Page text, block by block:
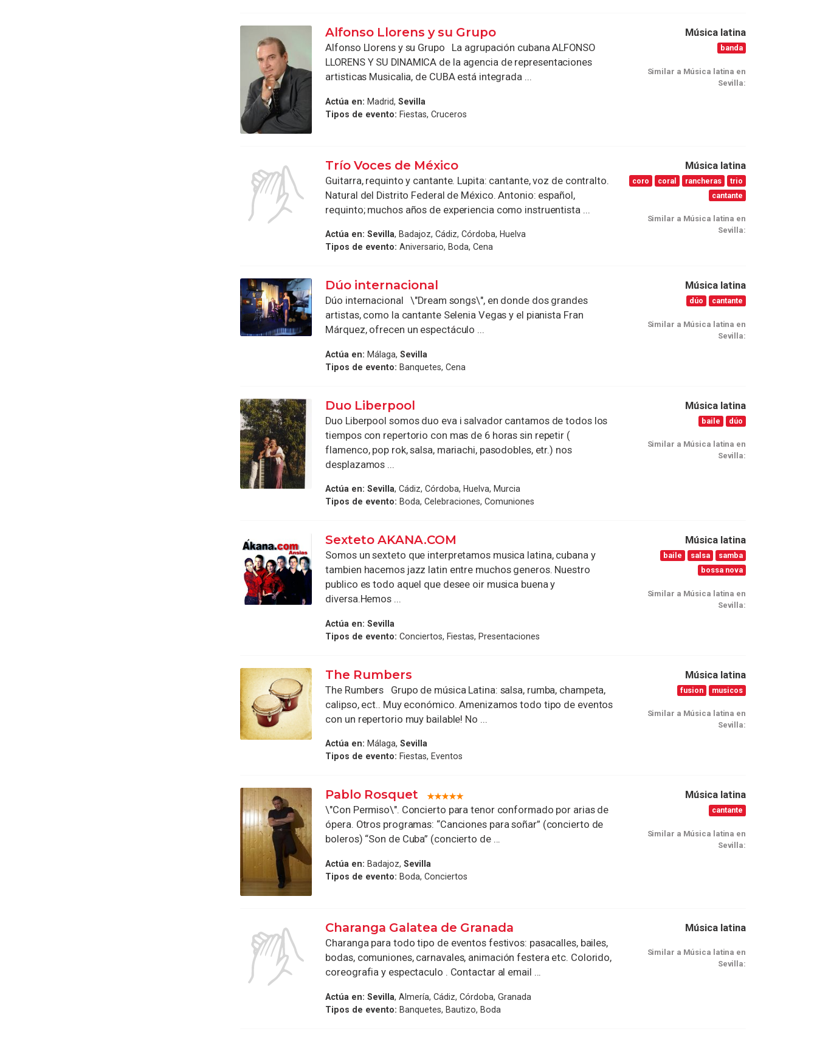
Alfonso Llorens y su Grupo
Alfonso Llorens y su Grupo La agrupación cubana ALFONSO
LLORENS Y SU DINAMICA de la agencia de representaciones
artisticas Musicalia, de CUBA está integrada ...
Actúa en: Madrid,Sevilla
Tipos de evento: Fiestas, Cruceros
Música latina
banda
Similar a Música latina en
Sevilla:
Trío Voces de México
Guitarra, requinto y cantante. Lupita: cantante, voz de contralto.
Natural del Distrito Federal de México. Antonio: español,
requinto; muchos años de experiencia como instruentista ...
Actúa en: Sevilla, Badajoz, Cádiz, Córdoba, Huelva
Tipos de evento: Aniversario, Boda, Cena
Música latina
coro coral rancheras
trio
cantante
Similar a Música latina en
Sevilla:
Dúo internacional
Dúo internacional \"Dream songs\", en donde dos grandes
artistas, como la cantante Selenia Vegas y el pianista Fran
Márquez, ofrecen un espectáculo ...
Actúa en: Málaga,Sevilla
Tipos de evento: Banquetes, Cena
Música latina
dúo cantante
Similar a Música latina en
Sevilla:
Duo Liberpool
Duo Liberpool somos duo eva i salvador cantamos de todos los
tiempos con repertorio con mas de 6 horas sin repetir (
flamenco, pop rok, salsa, mariachi, pasodobles, etr.) nos
desplazamos ...
Actúa en: Sevilla, Cádiz, Córdoba, Huelva, Murcia
Tipos de evento: Boda, Celebraciones, Comuniones
Música latina
baile dúo
Similar a Música latina en
Sevilla:
Sexteto AKANA.COM
Somos un sexteto que interpretamos musica latina, cubana y
tambien hacemos jazz latin entre muchos generos. Nuestro
publico es todo aquel que desee oir musica buena y
diversa.Hemos ...
Actúa en: Sevilla
Tipos de evento: Conciertos, Fiestas, Presentaciones
Música latina
baile salsa
samba
bossa nova
Similar a Música latina en
Sevilla:
The Rumbers
The Rumbers Grupo de música Latina: salsa, rumba, champeta,
calipso, ect.. Muy económico. Amenizamos todo tipo de eventos
con un repertorio muy bailable! No ...
Actúa en: Málaga,Sevilla
Tipos de evento: Fiestas, Eventos
Música latina
fusion musicos
Similar a Música latina en
Sevilla:
Pablo Rosquet
\"Con Permiso\". Concierto para tenor conformado por arias de
ópera. Otros programas: “Canciones para soñar” (concierto de
boleros) “Son de Cuba” (concierto de ...
Actúa en: Badajoz,Sevilla
Tipos de evento: Boda, Conciertos
Música latina
cantante
Similar a Música latina en
Sevilla:
Charanga Galatea de Granada
Charanga para todo tipo de eventos festivos: pasacalles, bailes,
bodas, comuniones, carnavales, animación festera etc. Colorido,
coreografia y espectaculo . Contactar al email ...
Actúa en: Sevilla, Almería, Cádiz, Córdoba, Granada
Tipos de evento: Banquetes, Bautizo, Boda
Música latina
Similar a Música latina en
Sevilla: